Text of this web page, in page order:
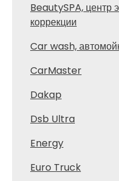
BeautySPA, центр
коррекции
Car wash,
CarMaster
Dakap
Dsb Ultra
Energy
Euro Truck